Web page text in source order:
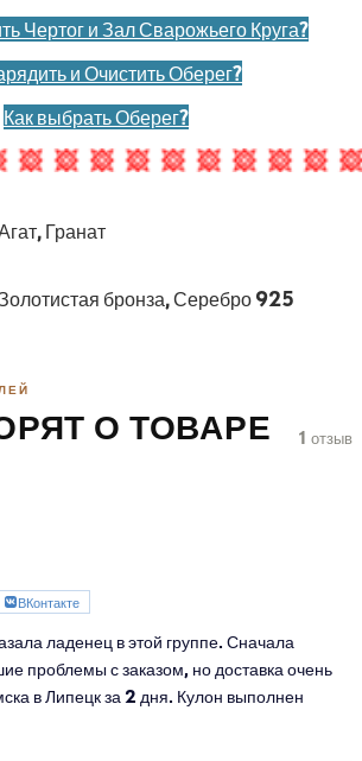
Чертог и Зал Сварожьего Круга?
и Очистить Оберег?
Как выбрать Оберег?
Гранат
бронза, Серебро 925
О ТОВАРЕ 1 отзыв
ВКонтакте
ладенец в этой группе. Сначала
проблемы с заказом, но доставка очень
в Липецк за 2 дня. Кулон выполнен